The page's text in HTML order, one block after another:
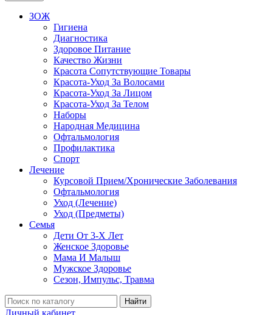
ЗОЖ
Гигиена
Диагностика
Здоровое Питание
Качество Жизни
Красота Сопутствующие Товары
Красота-Уход За Волосами
Красота-Уход За Лицом
Красота-Уход За Телом
Наборы
Народная Медицина
Офтальмология
Профилактика
Спорт
Лечение
Курсовой Прием/Хронические Заболевания
Офтальмология
Уход (Лечение)
Уход (Предметы)
Семья
Дети От 3-Х Лет
Женское Здоровье
Мама И Малыш
Мужское Здоровье
Сезон, Импульс, Травма
Найти
Личный кабинет